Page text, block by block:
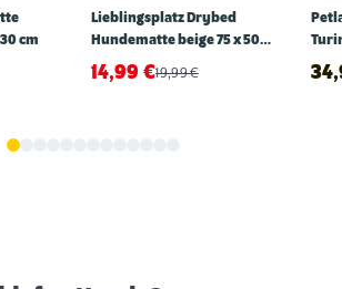
cm
Lieblingsplatz Drybed
Hundematte beige 75 x 50
cm
14,99€19,99€
cm